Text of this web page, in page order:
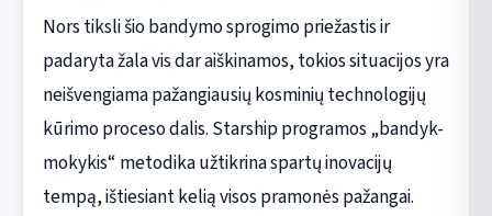
Nors tiksli šio bandymo sprogimo priežastis ir
padaryta žala vis dar aiškinamos, tokios situacijos yra
neišvengiama pažangiausių kosminių technologijų
kūrimo proceso dalis. Starship programos „bandyk-
mokykis“ metodika užtikrina spartų inovacijų
tempą, ištiesiant kelią visos pramonės pažangai.